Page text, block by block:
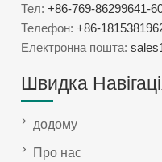
Тел:+86-769-86299641-
Телефон:+86-
Електронна пошта:
Швидка
додому
Про нас